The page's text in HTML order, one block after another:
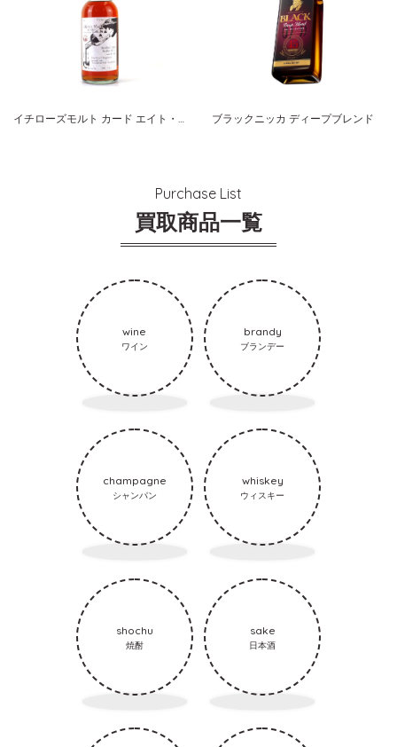
イチローズモルト カード エイト・オブ・クラブス ブラックニッカ ディープブレンド
Purchase List
買取商品一覧
wine
ワイン
brandy
ブランデー
champagne
シャンパン
whiskey
ウィスキー
shochu
焼酎
sake
日本酒